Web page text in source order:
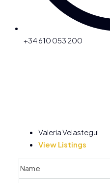
+34 610 053 200
Valeria Velastegui
View Listings